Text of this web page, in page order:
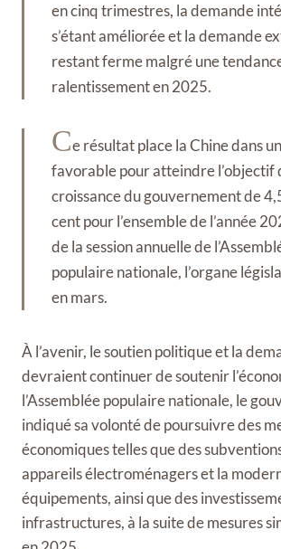
en cinq trimestres, la demande
s’étant améliorée et la demande
restant ferme malgré une
ralentissement en 2025.
Ce résultat place la Chine dans
favorable pour atteindre l’objectif
croissance du gouvernement de
cent pour l’ensemble de l’année
de la session annuelle de
populaire nationale, l’organe
en mars.
À l’avenir, le soutien politique et la
devraient continuer de soutenir
l’Assemblée populaire nationale, le
indiqué sa volonté de poursuivre des
économiques telles que des
appareils électroménagers et la
équipements, ainsi que des
infrastructures, à la suite de mesures